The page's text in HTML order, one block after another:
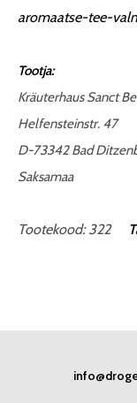
aromaatse-tee-
Tootja:
Kräuterhaus Sanct
Helfensteinstr. 47
D-73342 Bad
Saksamaa
Tootekood: 322